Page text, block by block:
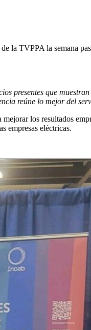
la TVPPA la semana
presentes que
reúne lo mejor del
los resultados
empresas eléctricas.